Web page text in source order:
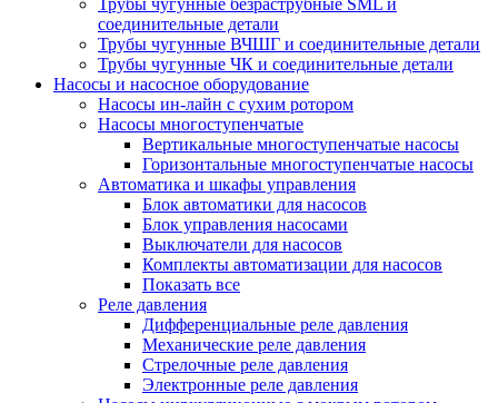
Трубы чугунные безраструбные SML и
соединительные детали
Трубы чугунные ВЧШГ и соединительные детали
Трубы чугунные ЧК и соединительные детали
Насосы и насосное оборудование
Насосы ин-лайн с сухим ротором
Насосы многоступенчатые
Вертикальные многоступенчатые насосы
Горизонтальные многоступенчатые насосы
Автоматика и шкафы управления
Блок автоматики для насосов
Блок управления насосами
Выключатели для насосов
Комплекты автоматизации для насосов
Показать все
Реле давления
Дифференциальные реле давления
Механические реле давления
Стрелочные реле давления
Электронные реле давления